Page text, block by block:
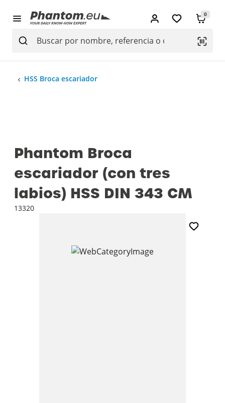
0
HSS Broca escariador
Phantom Broca
escariador (con tres
labios) HSS DIN 343 CM
13320